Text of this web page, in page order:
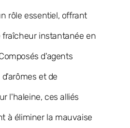
rôle essentiel, offrant
instantanée en
d'agents
et de
l'haleine, ces alliés
à éliminer la mauvaise